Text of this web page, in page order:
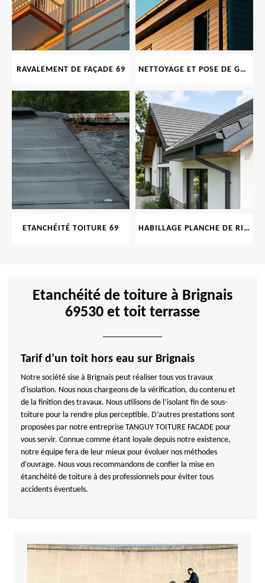
RAVALEMENT DE FAÇADE 69 NETTOYAGE ET POSE DE GOUTTIÈRE 69
ETANCHÉITÉ TOITURE 69 HABILLAGE PLANCHE DE RIVE 69
Etanchéité de toiture à Brignais
69530 et toit terrasse
Tarif d’un toit hors eau sur Brignais
Notre société sise à Brignais peut réaliser tous vos travaux
d'isolation. Nous nous chargeons de la vérification, du contenu et
de la finition des travaux. Nous utilisons de l’isolant fin de sous-
toiture pour la rendre plus perceptible. D’autres prestations sont
proposées par notre entreprise TANGUY TOITURE FACADE pour
vous servir. Connue comme étant loyale depuis notre existence,
notre équipe fera de leur mieux pour évoluer nos méthodes
d’ouvrage. Nous vous recommandons de confier la mise en
étanchéité de toiture à des professionnels pour éviter tous
accidents éventuels.